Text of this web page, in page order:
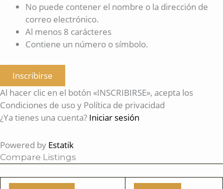
No puede contener el nombre o la dirección de
correo electrónico.
Al menos 8 carácteres
Contiene un número o símbolo.
Inscribirse
Al hacer clic en el botón «INSCRIBIRSE», acepta los
Condiciones de uso y Política de privacidad
¿Ya tienes una cuenta? Iniciar sesión
Powered by Estatik
Compare Listings